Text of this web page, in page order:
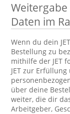
Daten im
Wenn du dein
Bestellung zu
mithilfe der JET
JET zur
über deine
weiter, die dir
Arbeitgeber,